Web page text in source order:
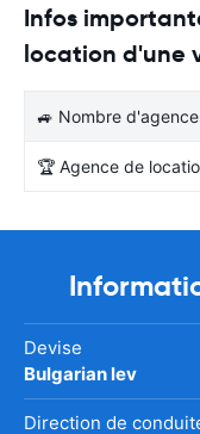
Infos
location d'une
🚙 Nombre
🏆 Agence de
Devise
Bulgarian lev
Direction de